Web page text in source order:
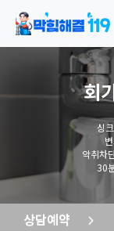
회
싱
악취차
30
상담예약